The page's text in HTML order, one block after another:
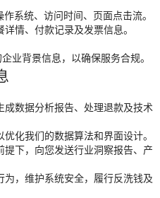
系统、访问时间、页面点击流。
情、付款记录及发票信息。
业背景信息，以确保服务合规。
数据分析报告、处理退款及技术
化我们的数据算法和界面设计。
下，向您发送行业洞察报告、产
，维护系统安全，履行反洗钱及